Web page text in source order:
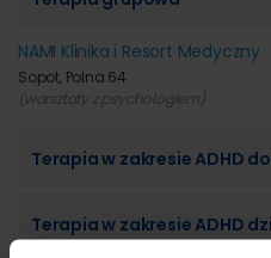
NAMI Klinika i Resort Medyczny
Sopot, Polna 64
(warsztaty z psychologiem)
Terapia w zakresie ADHD
Terapia w zakresie ADHD